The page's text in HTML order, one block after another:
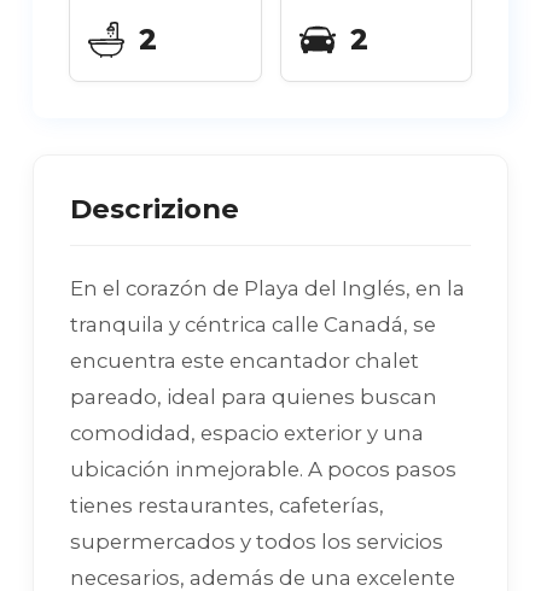
2 2
Descrizione
En el corazón de Playa del Inglés, en la
tranquila y céntrica calle Canadá, se
encuentra este encantador chalet
pareado, ideal para quienes buscan
comodidad, espacio exterior y una
ubicación inmejorable. A pocos pasos
tienes restaurantes, cafeterías,
supermercados y todos los servicios
necesarios, además de una excelente